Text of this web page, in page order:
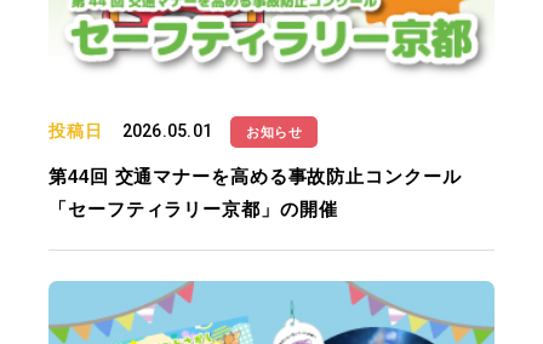
投稿日 2026.05.01 お知らせ
第44回 交通マナーを高める事故防止コンクール
「セーフティラリー京都」の開催